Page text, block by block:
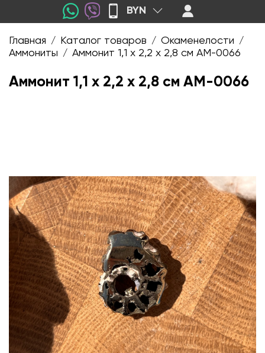
BYN
Главная / Каталог товаров / Окаменелости /
Аммониты / Аммонит 1,1 х 2,2 х 2,8 см AM-0066
Аммонит 1,1 х 2,2 х 2,8 см AM-0066